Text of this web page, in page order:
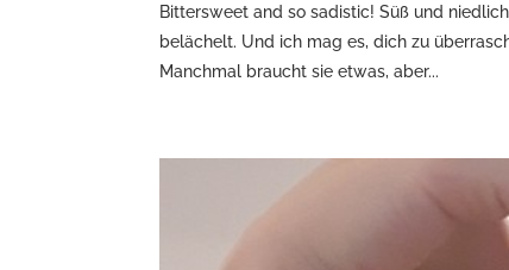
Bittersweet and so sadistic! Süß und
belächelt. Und ich mag es, dich zu
Manchmal braucht sie etwas, aber...